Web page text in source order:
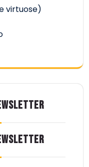
virtuose)